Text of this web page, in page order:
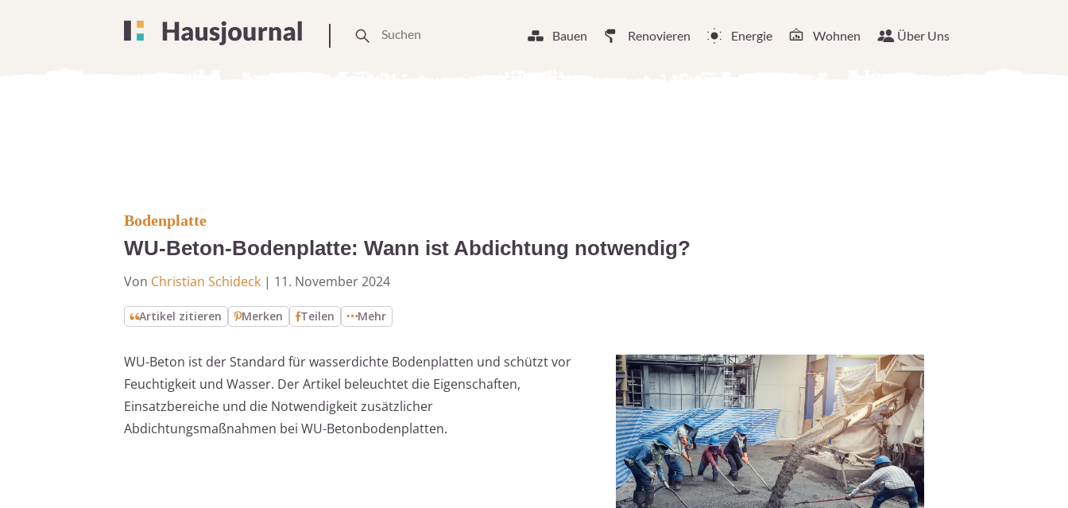
Bauen Renovieren Energie Wohnen Über Uns
Bodenplatte
WU-Beton-Bodenplatte: Wann ist Abdichtung notwendig?
Von Christian Schideck | 11. November 2024
Artikel zitieren Merken Teilen Mehr
WU-Beton ist der Standard für wasserdichte Bodenplatten und schützt vor
Feuchtigkeit und Wasser. Der Artikel beleuchtet die Eigenschaften,
Einsatzbereiche und die Notwendigkeit zusätzlicher
Abdichtungsmaßnahmen bei WU-Betonbodenplatten.